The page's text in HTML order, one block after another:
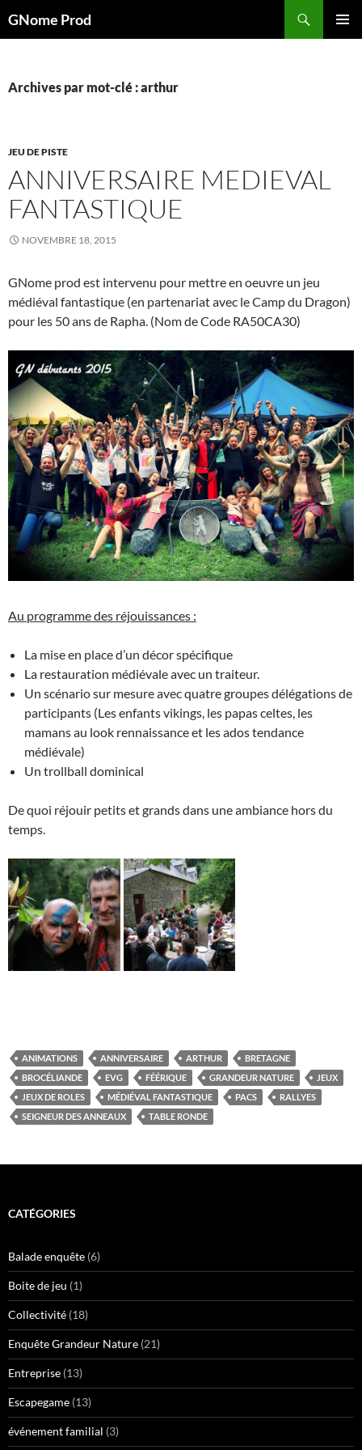
auGNome Prod
Archives par mot-clé : arthur
JEU DE PISTE
ANNIVERSAIRE MEDIEVAL
FANTASTIQUE
NOVEMBRE 18, 2015
GNome prod est intervenu pour mettre en oeuvre un jeu
médiéval fantastique (en partenariat avec le Camp du Dragon)
pour les 50 ans de Rapha. (Nom de Code RA50CA30)
Au programme des réjouissances :
La mise en place d’un décor spécifique
La restauration médiévale avec un traiteur.
Un scénario sur mesure avec quatre groupes délégations de
participants (Les enfants vikings, les papas celtes, les
mamans au look rennaissance et les ados tendance
médiévale)
Un trollball dominical
De quoi réjouir petits et grands dans une ambiance hors du
temps.
ANIMATIONS ANNIVERSAIRE ARTHUR
BRETAGNE
BROCÉLIANDE
EVG FÉÉRIQUE GRANDEUR NATURE
JEUX
JEUX DE ROLES
MÉDIÉVAL FANTASTIQUE PACS
RALLYES
SEIGNEUR DES ANNEAUX
TABLE RONDE
CATÉGORIES
Balade enquête (6)
Boite de jeu (1)
Collectivité (18)
Enquête Grandeur Nature (21)
Entreprise (13)
Escapegame (13)
événement familial (3)